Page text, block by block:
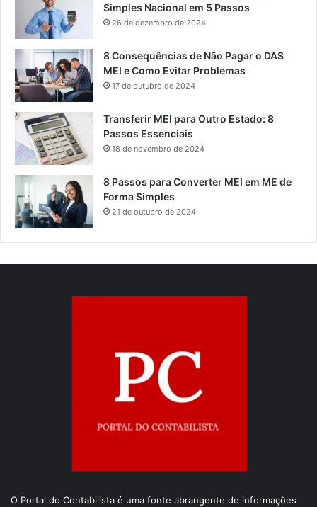
Simples Nacional em 5 Passos
26 de dezembro de 2024
8 Consequências de Não Pagar o DAS
MEI e Como Evitar Problemas
17 de outubro de 2024
Transferir MEI para Outro Estado: 8
Passos Essenciais
18 de novembro de 2024
8 Passos para Converter MEI em ME de
Forma Simples
21 de outubro de 2024
O Portal do Contabilista é uma fonte abrangente de informações